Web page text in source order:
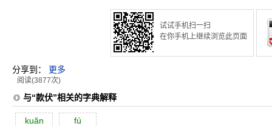
试试手机扫一扫
在你手机上继续浏览此页面
分享到： 更多
阅读(3877次)
与“款伏”相关的字典解释
kuăn fú